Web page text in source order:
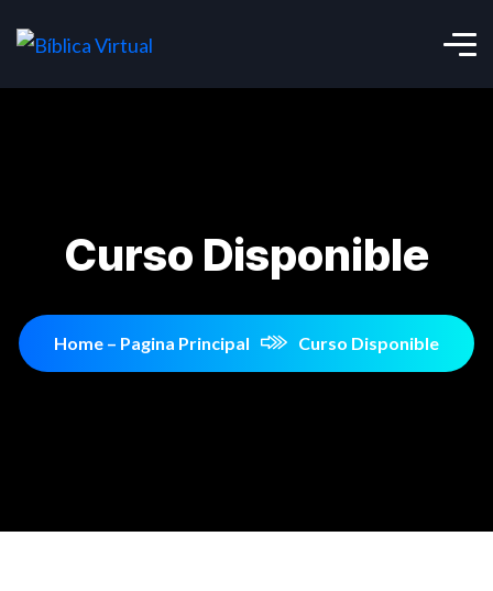
Curso Disponible
Home – Pagina Principal Curso Disponible